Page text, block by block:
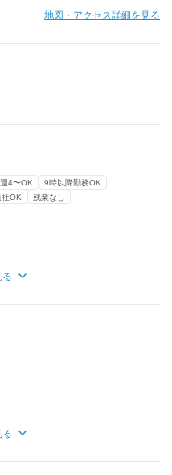
地図・アクセス詳細を見る
週4〜OK
9時以降勤務OK
OK 残業なし
る
方がいます！
る